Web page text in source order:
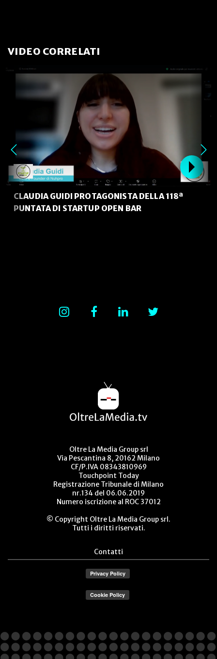
VIDEO CORRELATI
CLAUDIA GUIDI PROTAGONISTA DELLA 118ª
PUNTATA DI STARTUP OPEN BAR
Oltre La Media Group srl
Via Pescantina 8, 20162 Milano
CF/P.IVA 08343810969
Touchpoint Today
Registrazione Tribunale di Milano
nr.134 del 06.06.2019
Numero iscrizione al ROC 37012
© Copyright Oltre La Media Group srl.
Tutti i diritti riservati.
Contatti